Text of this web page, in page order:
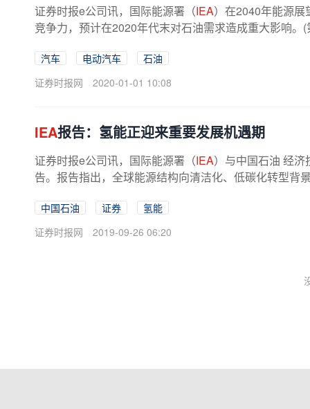
证券时报e公司讯，国际能源署（IEA）在2040年能源
竞争力，预计在2020年代末对石油需求造成重大影响。
汽车 电动汽车
石油
证券时报网
2020-01-01 10:08
IEA报告：氢能正迎来重要发展机遇期
证券时报e公司讯，国际能源署（IEA）与中国石油 经
告。报告指出，全球能源结构向清洁化、低碳化转型背
中国石油 证券
氢能
证券时报网
2019-09-26 06:20